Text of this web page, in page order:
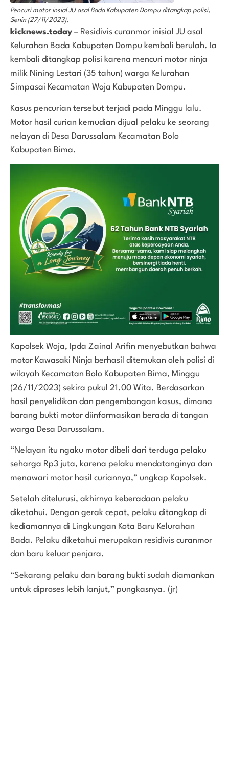
Pencuri motor insial JU asal Bada Kabupaten Dompu ditangkap polisi,
Senin (27/11/2023).
kicknews.today – Residivis curanmor inisial JU asal
Kelurahan Bada Kabupaten Dompu kembali berulah. Ia
kembali ditangkap polisi karena mencuri motor ninja
milik Nining Lestari (35 tahun) warga Kelurahan
Simpasai Kecamatan Woja Kabupaten Dompu.
Kasus pencurian tersebut terjadi pada Minggu lalu.
Motor hasil curian kemudian dijual pelaku ke seorang
nelayan di Desa Darussalam Kecamatan Bolo
Kabupaten Bima.
Kapolsek Woja, Ipda Zainal Arifin menyebutkan bahwa
motor Kawasaki Ninja berhasil ditemukan oleh polisi di
wilayah Kecamatan Bolo Kabupaten Bima, Minggu
(26/11/2023) sekira pukul 21.00 Wita. Berdasarkan
hasil penyelidikan dan pengembangan kasus, dimana
barang bukti motor diinformasikan berada di tangan
warga Desa Darussalam.
“Nelayan itu ngaku motor dibeli dari terduga pelaku
seharga Rp3 juta, karena pelaku mendatanginya dan
menawari motor hasil curiannya,” ungkap Kapolsek.
Setelah ditelurusi, akhirnya keberadaan pelaku
diketahui. Dengan gerak cepat, pelaku ditangkap di
kediamannya di Lingkungan Kota Baru Kelurahan
Bada. Pelaku diketahui merupakan residivis curanmor
dan baru keluar penjara.
“Sekarang pelaku dan barang bukti sudah diamankan
untuk diproses lebih lanjut,” pungkasnya. (jr)